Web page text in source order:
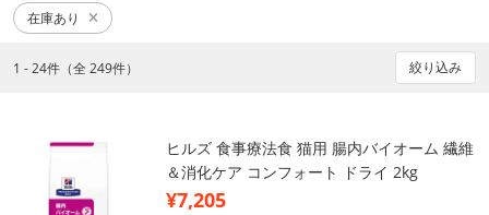
在庫あり
1 - 24件（全 249件） 絞り込み
ヒルズ 食事療法食 猫用 腸内バイオーム 繊維
＆消化ケア コンフォート ドライ 2kg
¥7,205